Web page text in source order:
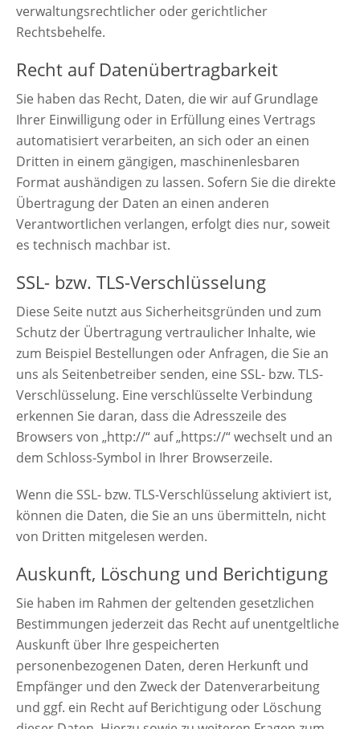
verwaltungsrechtlicher oder gerichtlicher
Rechtsbehelfe.
Recht auf Datenübertragbarkeit
Sie haben das Recht, Daten, die wir auf Grundlage
Ihrer Einwilligung oder in Erfüllung eines Vertrags
automatisiert verarbeiten, an sich oder an einen
Dritten in einem gängigen, maschinenlesbaren
Format aushändigen zu lassen. Sofern Sie die direkte
Übertragung der Daten an einen anderen
Verantwortlichen verlangen, erfolgt dies nur, soweit
es technisch machbar ist.
SSL- bzw. TLS-Verschlüsselung
Diese Seite nutzt aus Sicherheitsgründen und zum
Schutz der Übertragung vertraulicher Inhalte, wie
zum Beispiel Bestellungen oder Anfragen, die Sie an
uns als Seitenbetreiber senden, eine SSL- bzw. TLS-
Verschlüsselung. Eine verschlüsselte Verbindung
erkennen Sie daran, dass die Adresszeile des
Browsers von „http://“ auf „https://“ wechselt und an
dem Schloss-Symbol in Ihrer Browserzeile.
Wenn die SSL- bzw. TLS-Verschlüsselung aktiviert ist,
können die Daten, die Sie an uns übermitteln, nicht
von Dritten mitgelesen werden.
Auskunft, Löschung und Berichtigung
Sie haben im Rahmen der geltenden gesetzlichen
Bestimmungen jederzeit das Recht auf unentgeltliche
Auskunft über Ihre gespeicherten
personenbezogenen Daten, deren Herkunft und
Empfänger und den Zweck der Datenverarbeitung
und ggf. ein Recht auf Berichtigung oder Löschung